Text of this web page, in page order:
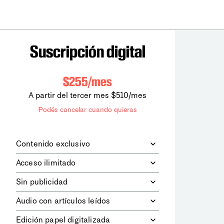
Suscripción digital
$255/mes
A partir del tercer mes $510/mes
Podés cancelar cuando quieras
Contenido exclusivo
digitales dela diaria
los contenidos de Le Monde
diplomatique.
Acceso ilimitado
contenidos.
Sin publicidad
publicitarios.
Audio con artículos leídos
Edición papel digitalizada